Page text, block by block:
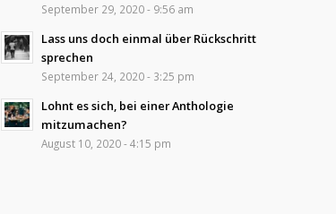
September 29, 2020 - 9:56 am
Lass uns doch einmal über Rückschritt
sprechen
September 24, 2020 - 3:25 pm
Lohnt es sich, bei einer Anthologie
mitzumachen?
August 10, 2020 - 4:15 pm